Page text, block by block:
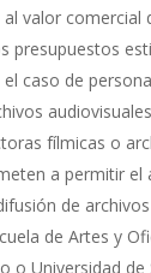
al valor comercial
presupuestos
el caso de
fílmicas o
a permitir el
de
de Artes y
o Universidad de